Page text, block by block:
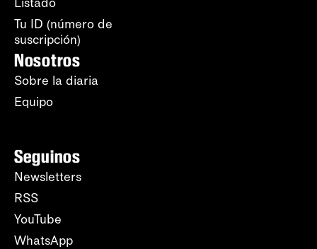
Tu ID (número de
suscripción)
Nosotros
Sobre la diaria
Equipo
Seguinos
Newsletters
RSS
YouTube
WhatsApp